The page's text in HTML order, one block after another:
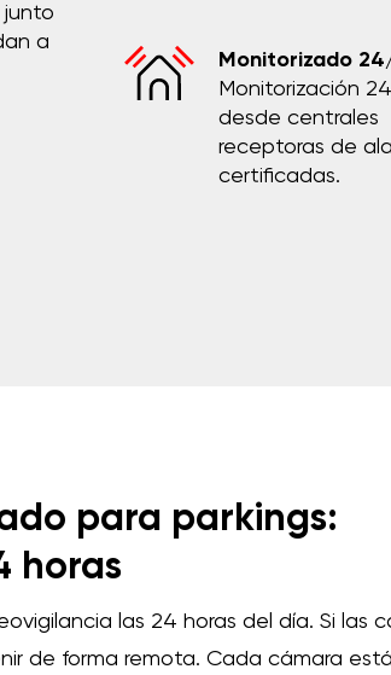
junto
a
Monitorizado
Monitorización
desde centrales
receptoras de
certificadas.
para parkings:
horas
las 24 horas del día. Si las
de forma remota. Cada cámara